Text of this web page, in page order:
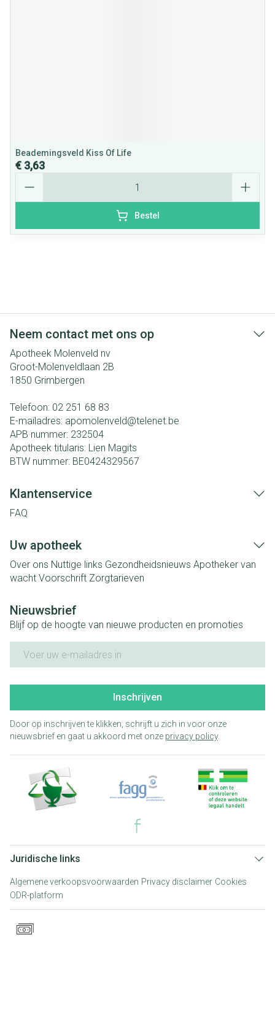
Beademingsveld Kiss Of Life
€ 3,63
Bestel
Neem contact met ons op
Apotheek Molenveld nv
Groot-Molenveldlaan 2B
1850 Grimbergen
Telefoon: 02 251 68 83
E-mailadres: apomolenveld@telenet.be
APB nummer: 232504
Apotheek titularis: Lien Magits
BTW nummer: BE0424329567
Klantenservice
FAQ
Uw apotheek
Over ons Nuttige links Gezondheidsnieuws Apotheker van
wacht Voorschrift Zorgtarieven
Nieuwsbrief
Blijf op de hoogte van nieuwe producten en promoties
Inschrijven
Door op inschrijven te klikken, schrijft u zich in voor onze
nieuwsbrief en gaat u akkoord met onze privacy policy.
Juridische links
Algemene verkoopsvoorwaarden Privacy disclaimer Cookies
ODR-platform